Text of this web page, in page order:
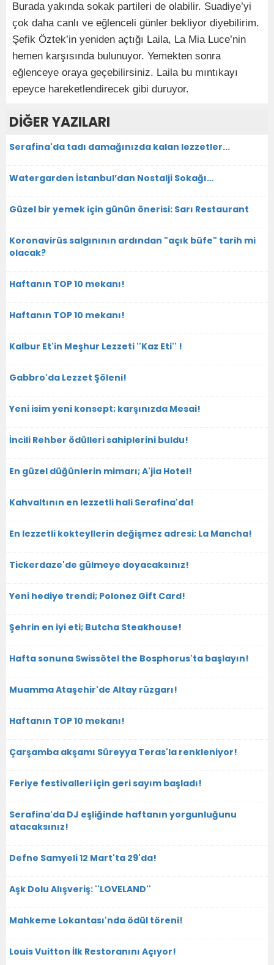
Burada yakında sokak partileri de olabilir. Suadiye’yi
çok daha canlı ve eğlenceli günler bekliyor diyebilirim.
Şefik Öztek’in yeniden açtığı Laila, La Mia Luce’nin
hemen karşısında bulunuyor. Yemekten sonra
eğlenceye oraya geçebilirsiniz. Laila bu mıntıkayı
epeyce hareketlendirecek gibi duruyor.
DİĞER YAZILARI
Serafina'da tadı damağınızda kalan lezzetler...
Watergarden İstanbul’dan Nostalji Sokağı…
Güzel bir yemek için günün önerisi: Sarı Restaurant
Koronavirüs salgınının ardından "açık büfe" tarih mi
olacak?
Haftanın TOP 10 mekanı!
Haftanın TOP 10 mekanı!
Kalbur Et'in Meşhur Lezzeti ''Kaz Eti'' !
Gabbro'da Lezzet Şöleni!
Yeni isim yeni konsept; karşınızda Mesai!
İncili Rehber ödülleri sahiplerini buldu!
En güzel düğünlerin mimarı; A'jia Hotel!
Kahvaltının en lezzetli hali Serafina'da!
En lezzetli kokteyllerin değişmez adresi; La Mancha!
Tickerdaze'de gülmeye doyacaksınız!
Yeni hediye trendi; Polonez Gift Card!
Şehrin en iyi eti; Butcha Steakhouse!
Hafta sonuna Swissôtel the Bosphorus'ta başlayın!
Muamma Ataşehir'de Altay rüzgarı!
Haftanın TOP 10 mekanı!
Çarşamba akşamı Süreyya Teras'la renkleniyor!
Feriye festivalleri için geri sayım başladı!
Serafina'da DJ eşliğinde haftanın yorgunluğunu
atacaksınız!
Defne Samyeli 12 Mart'ta 29'da!
Aşk Dolu Alışveriş: ''LOVELAND''
Mahkeme Lokantası'nda ödül töreni!
Louis Vuitton İlk Restoranını Açıyor!